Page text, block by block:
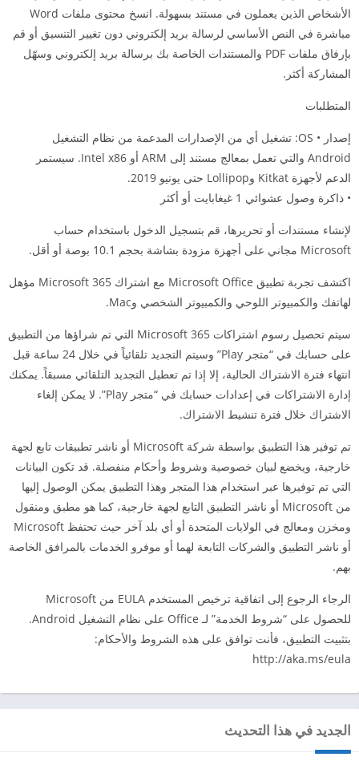
الأشخاص الذين يعملون في مستند بسهولة. انسخ محتوى ملفات Word
مباشرة في النص الأساسي لرسالة بريد إلكتروني دون تغيير التنسيق أو قم
بإرفاق ملفات PDF والمستندات الخاصة بك برسالة بريد إلكتروني وسهّل
المشاركة أكثر.
المتطلبات
إصدار • OS: تشغيل أي من الإصدارات المدعمة من نظام التشغيل
Android والتي تعمل بمعالج مستند إلى ARM أو Intel x86. سيستمر
الدعم لأجهزة Kitkat وLollipop حتى يونيو 2019.
• ذاكرة وصول عشوائي 1 غيغابايت أو أكثر
لإنشاء مستندات أو تحريرها، قم بتسجيل الدخول باستخدام حساب
Microsoft مجاني على أجهزة مزودة بشاشة بحجم 10.1 بوصة أو أقل.
اكتشف تجربة تطبيق Microsoft Office مع اشتراك Microsoft 365 مؤهل
لهاتفك والكمبيوتر اللوحي والكمبيوتر الشخصي ‏وMac.
سيتم تحصيل رسوم اشتراكات Microsoft 365 التي تم شراؤها من التطبيق
على حسابك في “متجر Play” وسيتم التجديد تلقائياً في خلال 24 ساعة قبل
انتهاء فترة الاشتراك الحالية، إلا إذا تم تعطيل التجديد التلقائي مسبقاً. يمكنك
إدارة الاشتراكات في إعدادات حسابك في “متجر Play”. لا يمكن إلغاء
الاشتراك خلال فترة تنشيط الاشتراك.
تم توفير هذا التطبيق بواسطة شركة Microsoft أو ناشر تطبيقات تابع لجهة
خارجية، ويخضع لبيان خصوصية وشروط وأحكام منفصلة. قد تكون البيانات
التي تم توفيرها عبر استخدام هذا المتجر وهذا التطبيق يمكن الوصول إليها
من Microsoft أو ناشر التطبيق التابع لجهة خارجية، كما هو مطبق ومنقول
ومخزن ومعالج في الولايات المتحدة أو أي بلد آخر حيث تحتفظ Microsoft
أو ناشر التطبيق والشركات التابعة لهما أو موفرو الخدمات بالمرافق الخاصة
بهم.
الرجاء الرجوع إلى اتفاقية ترخيص المستخدم EULA من Microsoft
للحصول على “شروط الخدمة” لـ Office على نظام التشغيل Android.
بتثبيت التطبيق، فأنت توافق على هذه الشروط والأحكام:
http://aka.ms/eula
الجديد في هذا التحديث